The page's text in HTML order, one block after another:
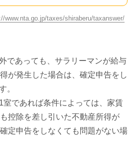
www.nta.go.jp/taxes/shiraberu/taxanswer/
であっても、サラリーマンが給与
が発生した場合は、確定申告をし
。
室であれば条件によっては、家賃
控除を差し引いた不動産所得が
定申告をしなくても問題がない場